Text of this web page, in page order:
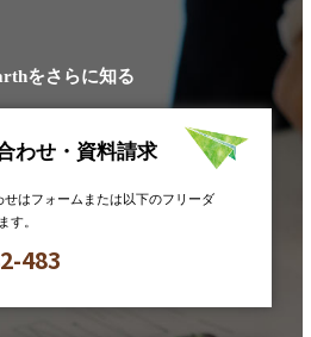
をさらに知る
わせ・資料請求
せはフォームまたは以下のフリーダ
す。
483